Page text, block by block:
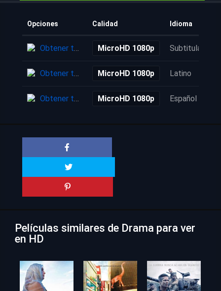
Opciones Calidad Idioma
Obtener torrent MicroHD 1080p Subtitulada
Obtener torrent MicroHD 1080p Latino
Obtener torrent MicroHD 1080p Español
Películas similares de Drama para ver
en HD